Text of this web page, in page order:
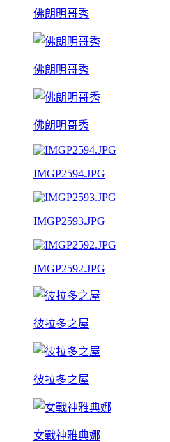
佛朗明哥秀
佛朗明哥秀
佛朗明哥秀
IMGP2594.JPG
IMGP2593.JPG
IMGP2592.JPG
彼拉多之屋
彼拉多之屋
女戰神雅典娜